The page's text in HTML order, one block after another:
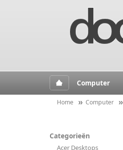
Computer
Home Computer
Categorieën
Acer Desktops